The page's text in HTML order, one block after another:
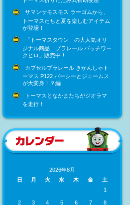
サマンサモスモス ラーゴムから、
トーマスたちと夏を楽しむアイテム
が登場！
「トーマスタウン」の大人気オリ
ジナル商品「プラレール パッチワー
クヒロ」販売中！
カプセルプラレール きかんしゃト
ーマス P122 パーシーとジェームス
が大変身！？編
トーマスとなかまたちがジオラマ
を走行！
2026年8月
日
月 火 水 木 金
土
1
2 3 4 5 6 7 8